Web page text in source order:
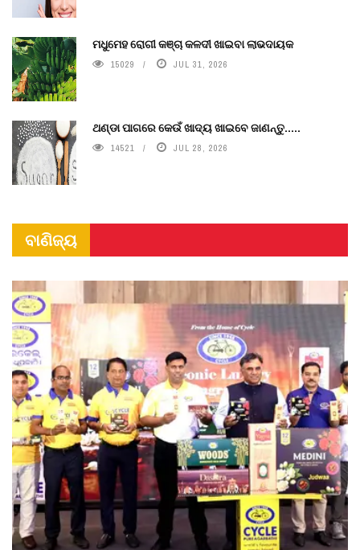
ମଧୁମେହ ରୋଗୀ କଞ୍ଚା କଳଦୀ ଖାଇବା ଲାଭଦାୟକ
15029 JUL 31, 2026
ଥଣ୍ଡା ପାଗରେ କେଉଁ ଖାଦ୍ୟ ଖାଇବେ ଜାଣନ୍ତୁ.....
14521 JUL 28, 2026
ବାଣିଜ୍ୟ